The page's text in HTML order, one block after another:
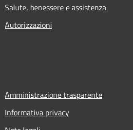
Salute, benessere e assistenza
Autorizzazioni
Amministrazione trasparente
Informativa privacy